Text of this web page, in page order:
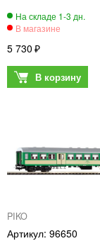
5 730
PIKO
96650